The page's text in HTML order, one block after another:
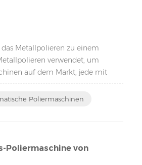
Metallpolieren zu einem
verwendet, um
auf dem Markt, jede mit
Poliermaschinen
Poliermaschine von